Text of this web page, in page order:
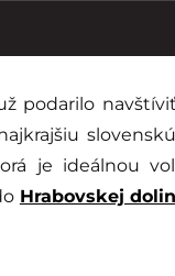
podarilo
je ideálnou
Hrabovskej